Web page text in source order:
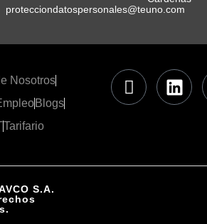
protecciondatospersonales@teuno.com
Nosotros
Blogs
Tarifario
S.A.